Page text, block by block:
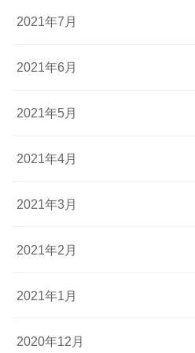
2021年7月
2021年6月
2021年5月
2021年4月
2021年3月
2021年2月
2021年1月
2020年12月